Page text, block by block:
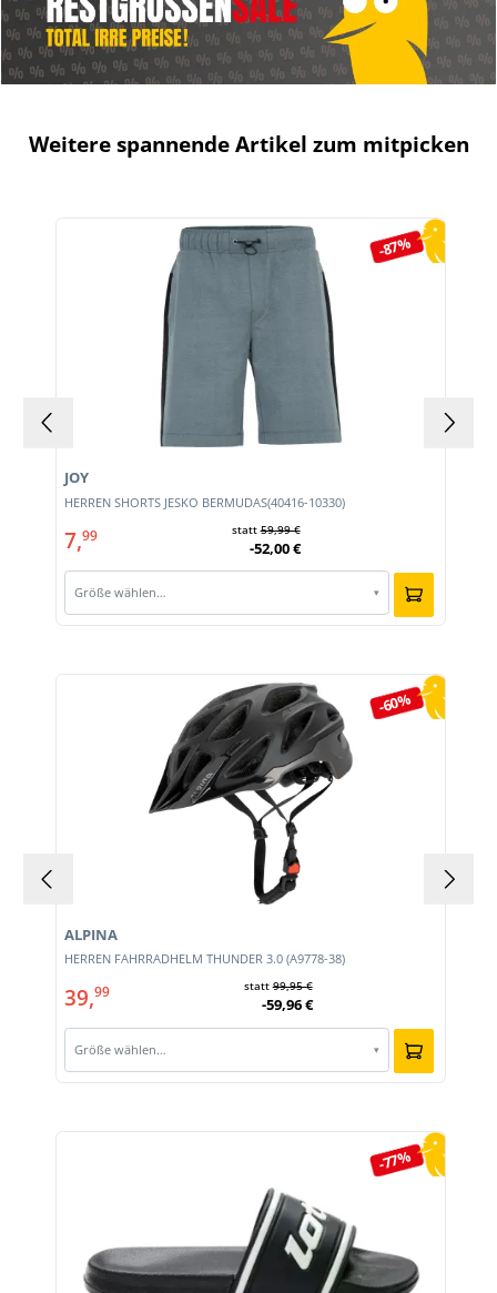
Weitere spannende Artikel zum mitpicken
Produktgalerie überspringen
-87%
HERREN SHORTS JESKO BERMUDAS(40416-10330)
JOY
7,99 statt59,99 €
-52,00 €
Größe wählen… ▾
-60%
HERREN FAHRRADHELM THUNDER 3.0 (A9778-38)
ALPINA
39,99 statt99,95 €
-59,96 €
Größe wählen… ▾
-77%